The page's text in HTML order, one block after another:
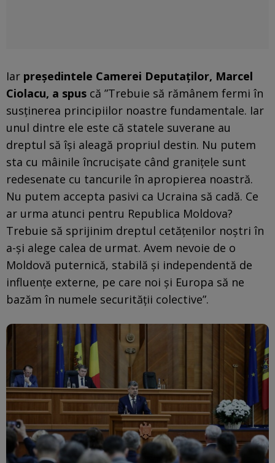
Iar președintele Camerei Deputaților, Marcel
Ciolacu, a spus că ”Trebuie să rămânem fermi în
susținerea principiilor noastre fundamentale. Iar
unul dintre ele este că statele suverane au
dreptul să își aleagă propriul destin. Nu putem
sta cu mâinile încrucișate când granițele sunt
redesenate cu tancurile în apropierea noastră.
Nu putem accepta pasivi ca Ucraina să cadă. Ce
ar urma atunci pentru Republica Moldova?
Trebuie să sprijinim dreptul cetățenilor noștri în
a-și alege calea de urmat. Avem nevoie de o
Moldovă puternică, stabilă și independentă de
influențe externe, pe care noi și Europa să ne
bazăm în numele securității colective”.